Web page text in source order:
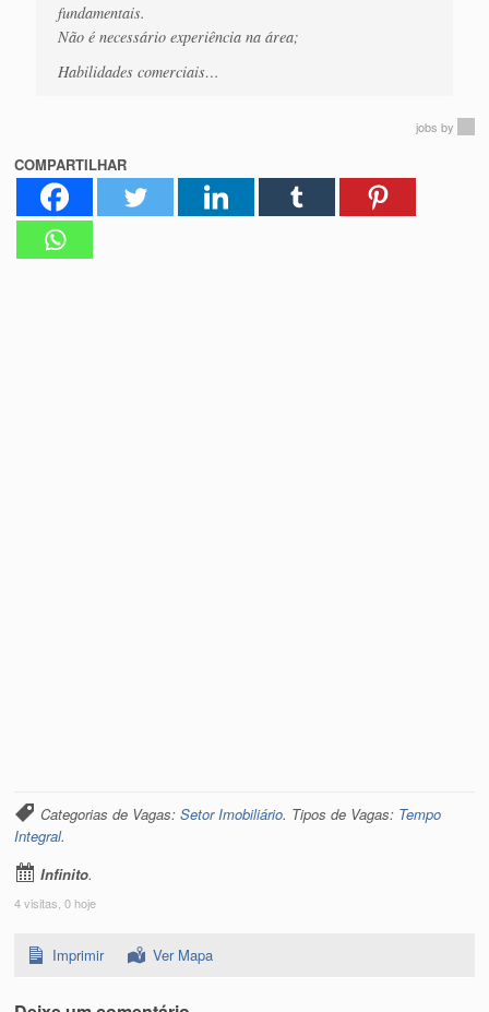
fundamentais.
Não é necessário experiência na área;
Habilidades comerciais…
jobs by
COMPARTILHAR
Categorias de Vagas:Setor Imobiliário. Tipos de Vagas: Tempo
Integral.
Infinito.
4 visitas, 0 hoje
Imprimir Ver Mapa